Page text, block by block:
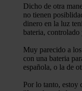
Dicho de otra
no tienen
dinero en la luz
bateria,
Muy parecido a
con una bateria
española, o la de
Por lo tanto, estoy